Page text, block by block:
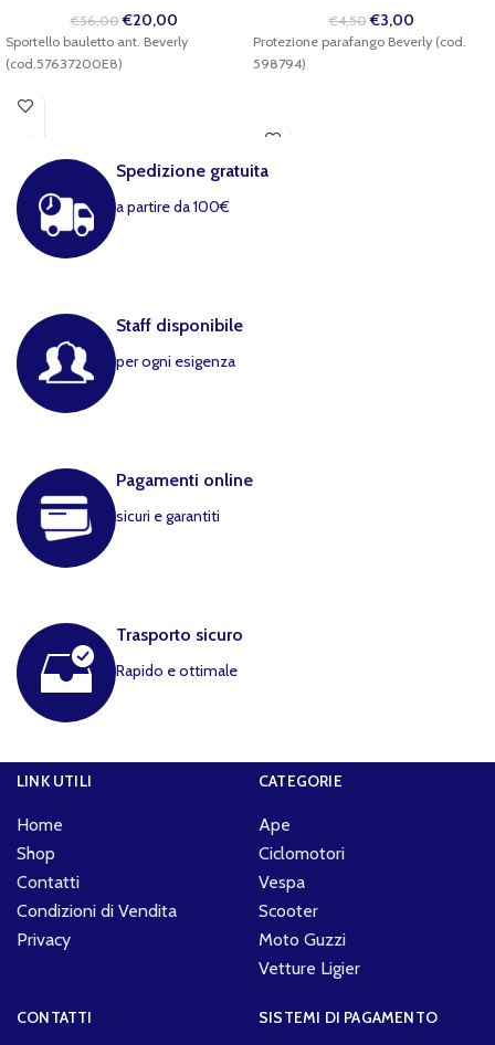
€56,00 €20,00
Sportello bauletto ant. Beverly
(cod.57637200E8)
€4,50 €3,00
Protezione parafango Beverly (cod.
598794)
Spedizione gratuita
a partire da 100€
Staff disponibile
per ogni esigenza
Pagamenti online
sicuri e garantiti
Trasporto sicuro
Rapido e ottimale
LINK UTILI
Home
Shop
Contatti
Condizioni di Vendita
Privacy
CATEGORIE
Ape
Ciclomotori
Vespa
Scooter
Moto Guzzi
Vetture Ligier
CONTATTI SISTEMI DI PAGAMENTO